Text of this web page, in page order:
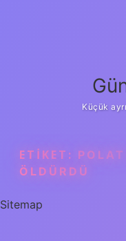
Küçük
ETIKET:
ÖLDÜRDÜ
Sitemap